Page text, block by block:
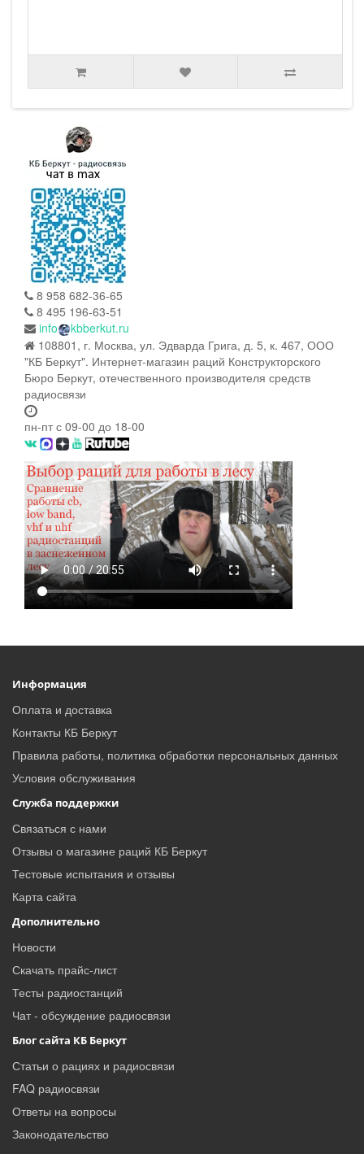
8 958 682-36-65
8 495 196-63-51
info
kbberkut.ru
108801, г. Москва, ул. Эдварда Грига, д. 5, к. 467, ООО
"КБ Беркут". Интернет-магазин раций Конструкторского
Бюро Беркут, отечественного производителя средств
радиосвязи
пн-пт с 09-00 до 18-00
Информация
Оплата и доставка
Контакты КБ Беркут
Правила работы, политика обработки персональных данных
Условия обслуживания
Служба поддержки
Связаться с нами
Отзывы о магазине раций КБ Беркут
Тестовые испытания и отзывы
Карта сайта
Дополнительно
Новости
Скачать прайс-лист
Тесты радиостанций
Чат - обсуждение радиосвязи
Блог сайта КБ Беркут
Статьи о рациях и радиосвязи
FAQ радиосвязи
Ответы на вопросы
Законодательство